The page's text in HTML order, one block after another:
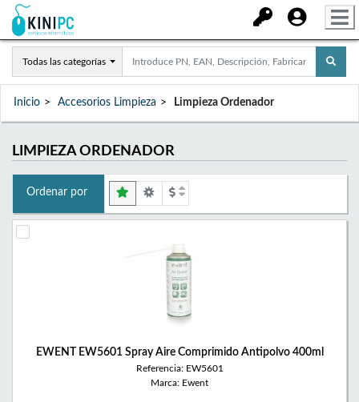
Todas las categorías
Inicio Accesorios Limpieza Limpieza Ordenador
LIMPIEZA ORDENADOR
Ordenar por
EWENT EW5601 Spray Aire Comprimido Antipolvo 400ml
Referencia: EW5601
Marca: Ewent